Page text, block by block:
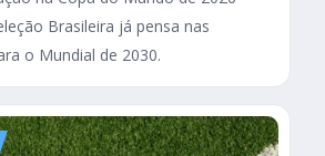
Brasileira já pensa nas
o Mundial de 2030.